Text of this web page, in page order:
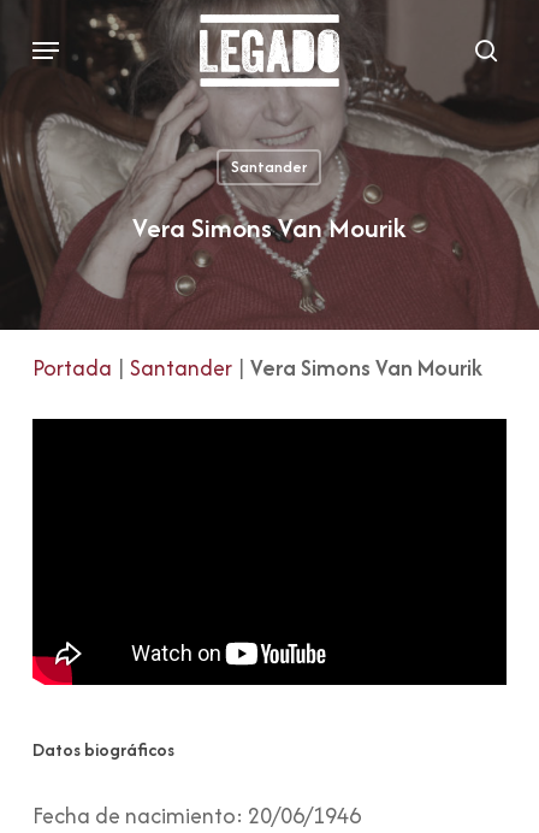
Menu
Santander
Vera Simons Van Mourik
Portada | Santander| Vera Simons Van Mourik
Datos biográficos
Fecha de nacimiento: 20/06/1946